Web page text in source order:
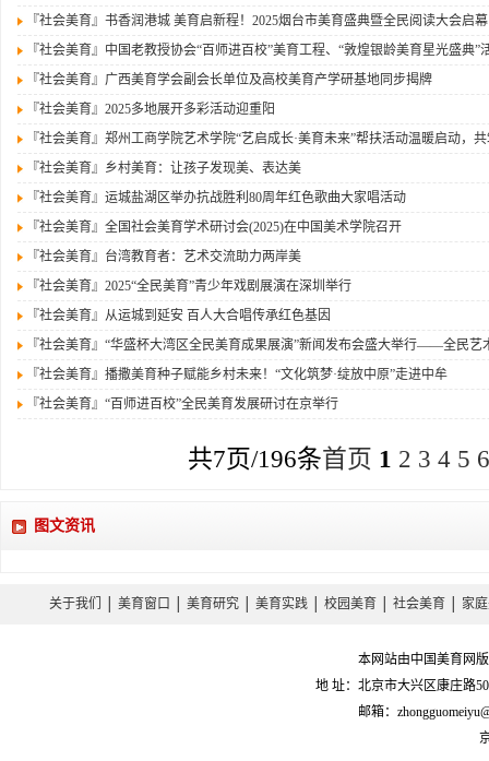
『社会美育』 书香润港城 美育启新程！2025烟台市美育盛典暨全民阅读大会启幕
『社会美育』 中国老教授协会“百师进百校”美育工程、“敦煌银龄美育星光盛典”
『社会美育』 广西美育学会副会长单位及高校美育产学研基地同步揭牌
『社会美育』 2025多地展开多彩活动迎重阳
『社会美育』 郑州工商学院艺术学院“艺启成长·美育未来”帮扶活动温暖启动，
『社会美育』 乡村美育：让孩子发现美、表达美
『社会美育』 运城盐湖区举办抗战胜利80周年红色歌曲大家唱活动
『社会美育』 全国社会美育学术研讨会(2025)在中国美术学院召开
『社会美育』 台湾教育者：艺术交流助力两岸美
『社会美育』 2025“全民美育”青少年戏剧展演在深圳举行
『社会美育』 从运城到延安 百人大合唱传承红色基因
『社会美育』 “华盛杯大湾区全民美育成果展演”新闻发布会盛大举行——全民艺
『社会美育』 播撒美育种子赋能乡村未来！“文化筑梦·绽放中原”走进中牟
『社会美育』 “百师进百校”全民美育发展研讨在京举行
共7页/196条首页 1 2 3 4 5 6
图文资讯
关于我们 美育窗口 美育研究│ 美育实践│ 校园美育 社会美育 家
本网站由中国美育网
地 址：北京市大兴区康庄
邮箱：